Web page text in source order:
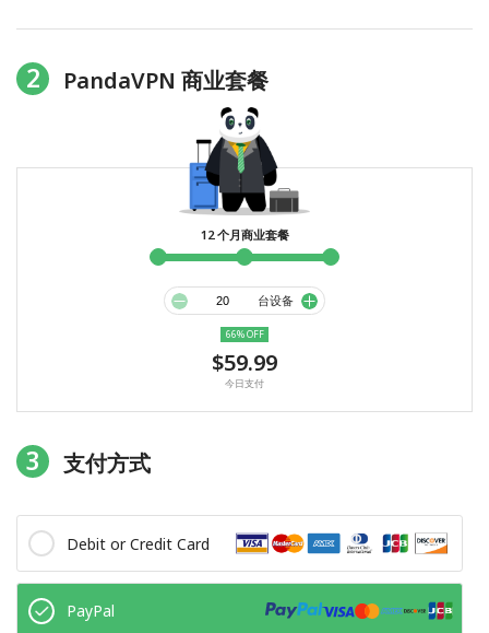
2 PandaVPN 商业套餐
12 个月商业套餐
台设备
66% OFF
$59.99
今日支付
3 支付方式
Debit or Credit Card
PayPal